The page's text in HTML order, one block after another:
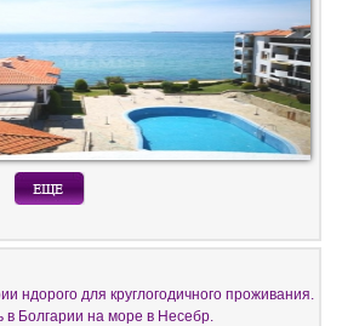
ндорого для круглогодичного проживания.
Болгарии на море в Несебр.